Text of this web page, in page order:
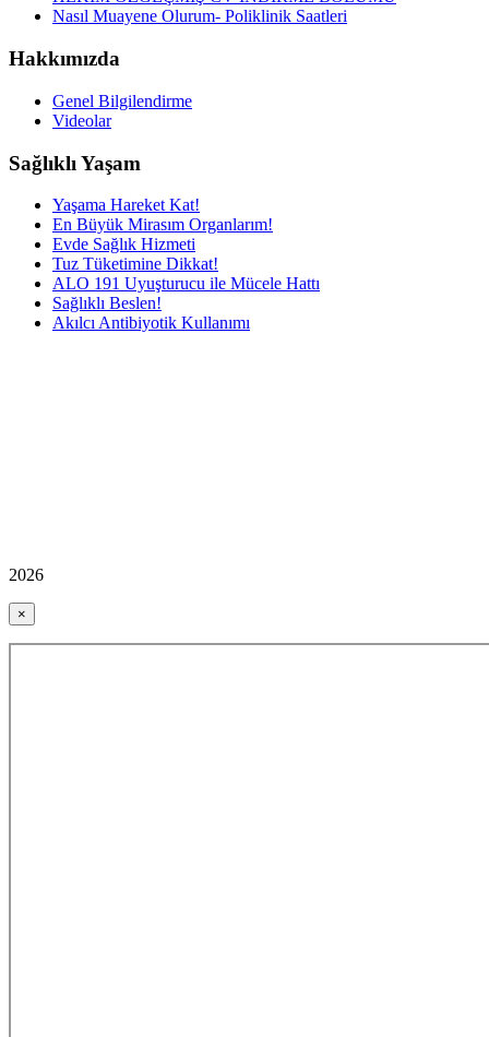
Nasıl Muayene Olurum- Poliklinik Saatleri
Hakkımızda
Genel Bilgilendirme
Videolar
Sağlıklı Yaşam
Yaşama Hareket Kat!
En Büyük Mirasım Organlarım!
Evde Sağlık Hizmeti
Tuz Tüketimine Dikkat!
ALO 191 Uyuşturucu ile Mücele Hattı
Sağlıklı Beslen!
Akılcı Antibiyotik Kullanımı
2026
×